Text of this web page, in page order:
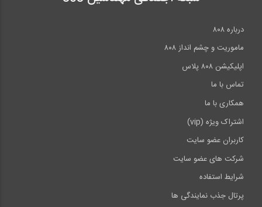
درباره ۸۰۸
ماموریت و چشم انداز ۸۰۸
اپلیکیشن ۸۰۸ پلاس
تماس با ما
همکاری با ما
اشتراک ویژه (vip)
کاربران عضو سایت
شرکت های عضو سایت
شرایط استفاده
پرتال جذب نمایندگی ها